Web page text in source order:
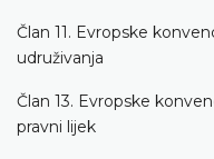
Član 11. Evropske
udruživanja
Član 13. Evropske
pravni lijek